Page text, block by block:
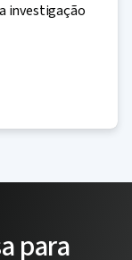
investigação
para